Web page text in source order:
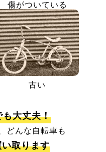
傷がついている
古い
も大丈夫！
どんな自転車も
取ります